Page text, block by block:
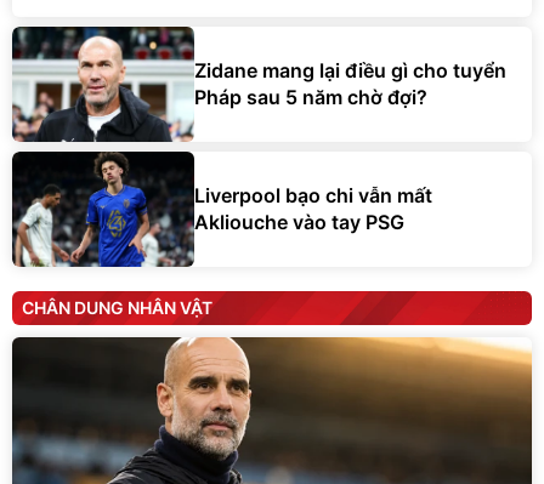
Zidane mang lại điều gì cho tuyển
Pháp sau 5 năm chờ đợi?
Liverpool bạo chi vẫn mất
Akliouche vào tay PSG
CHÂN DUNG NHÂN VẬT